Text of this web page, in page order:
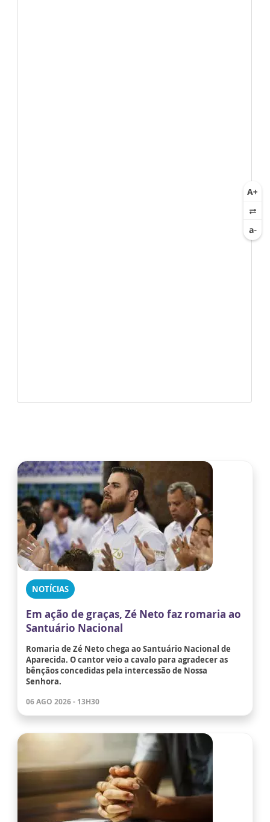
NOTÍCIAS
Em ação de graças, Zé Neto faz romaria ao
Santuário Nacional
Romaria de Zé Neto chega ao Santuário Nacional de
Aparecida. O cantor veio a cavalo para agradecer as
bênçãos concedidas pela intercessão de Nossa
Senhora.
06 AGO 2026 - 13H30